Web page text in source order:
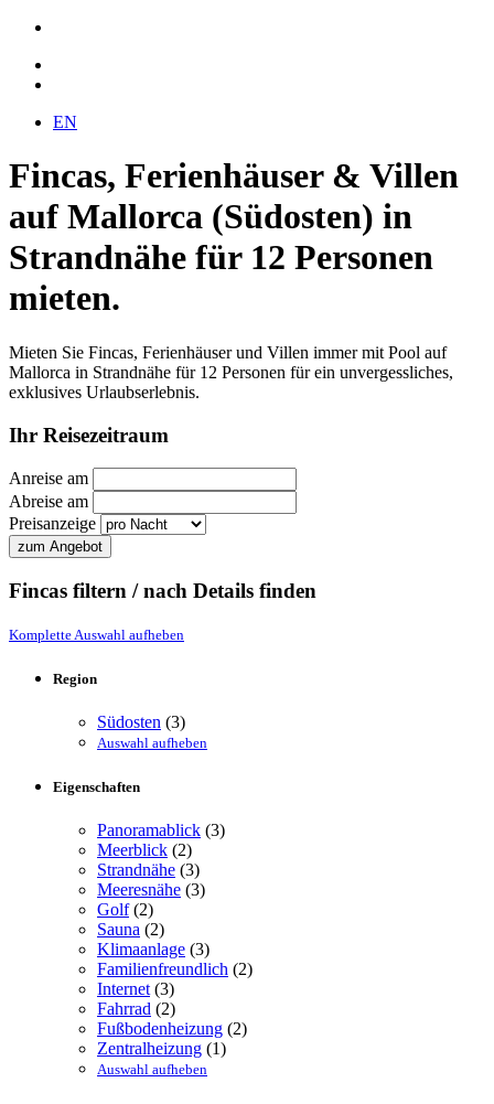
EN
Fincas, Ferienhäuser & Villen
auf Mallorca (Südosten) in
Strandnähe für 12 Personen
mieten.
Mieten Sie Fincas, Ferienhäuser und Villen immer mit Pool auf
Mallorca in Strandnähe für 12 Personen für ein unvergessliches,
exklusives Urlaubserlebnis.
Ihr Reisezeitraum
Anreise am
Abreise am
Preisanzeige
Fincas filtern / nach Details finden
Komplette Auswahl aufheben
Region
Südosten (3)
Auswahl aufheben
Eigenschaften
Panoramablick (3)
Meerblick (2)
Strandnähe (3)
Meeresnähe (3)
Golf(2)
Sauna (2)
Klimaanlage (3)
Familienfreundlich (2)
Internet(3)
Fahrrad (2)
Fußbodenheizung (2)
Zentralheizung (1)
Auswahl aufheben